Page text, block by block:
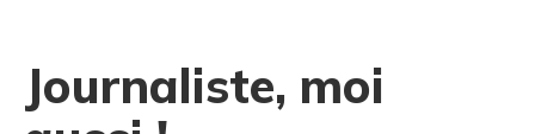
Journaliste, moi